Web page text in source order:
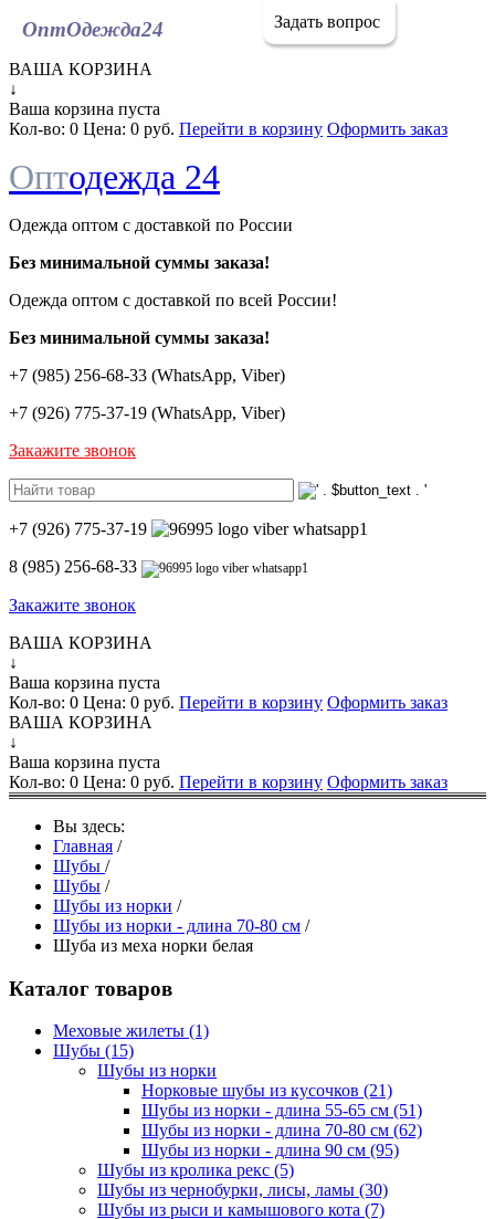
ОптОдежда24
ВАША КОРЗИНА
↓
Ваша корзина пуста
Кол-во: 0 Цена: 0 руб. Перейти в корзину Оформить заказ
Оптодежда 24
Одежда оптом с доставкой по России
Без минимальной суммы заказа!
Одежда оптом c доставкой по всей России!
Без минимальной суммы заказа!
+7 (985) 256-68-33 (WhatsApp, Viber)
+7 (926) 775-37-19 (WhatsApp, Viber)
Закажите звонок
+7 (926) 775-37-19
8 (985) 256-68-33
Закажите звонок
ВАША КОРЗИНА
↓
Ваша корзина пуста
Кол-во: 0 Цена: 0 руб. Перейти в корзину Оформить заказ
ВАША КОРЗИНА
↓
Ваша корзина пуста
Кол-во: 0 Цена: 0 руб. Перейти в корзину Оформить заказ
Вы здесь:
Главная /
Шубы /
Шубы /
Шубы из норки /
Шубы из норки - длина 70-80 см /
Шуба из меха норки белая
Каталог товаров
Меховые жилеты (1)
Шубы (15)
Шубы из норки
Норковые шубы из кусочков (21)
Шубы из норки - длина 55-65 см (51)
Шубы из норки - длина 70-80 см (62)
Шубы из норки - длина 90 см (95)
Шубы из кролика рекс (5)
Шубы из чернобурки, лисы, ламы (30)
Шубы из рыси и камышового кота (7)
Задать вопрос